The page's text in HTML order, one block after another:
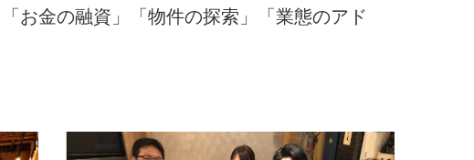
お金の融資」「物件の探索」「業態のアド